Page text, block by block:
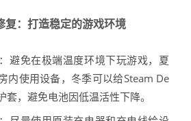
复：打造稳定的游戏环境
：避免在极端温度环境下玩游戏，夏
内使用设备，冬季可以给Steam De
套，避免电池因低温活性下降。